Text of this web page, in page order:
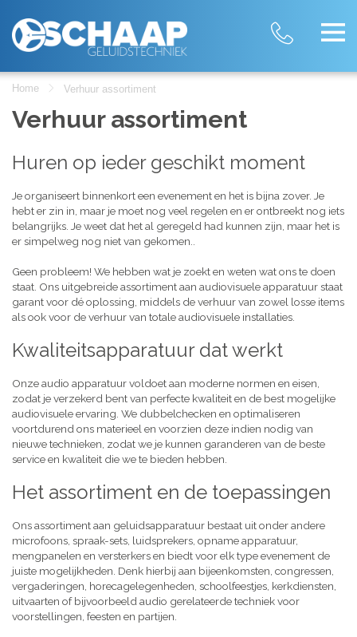
Home Verhuur assortiment
Verhuur assortiment
Huren op ieder geschikt moment
Je organiseert binnenkort een evenement en het is bijna zover. Je
hebt er zin in, maar je moet nog veel regelen en er ontbreekt nog iets
belangrijks. Je weet dat het al geregeld had kunnen zijn, maar het is
er simpelweg nog niet van gekomen..
Geen probleem! We hebben wat je zoekt en weten wat ons te doen
staat. Ons uitgebreide assortiment aan audiovisuele apparatuur staat
garant voor dé oplossing, middels de verhuur van zowel losse items
als ook voor de verhuur van totale audiovisuele installaties.
Kwaliteitsapparatuur dat werkt
Onze audio apparatuur voldoet aan moderne normen en eisen,
zodat je verzekerd bent van perfecte kwaliteit en de best mogelijke
audiovisuele ervaring. We dubbelchecken en optimaliseren
voortdurend ons materieel en voorzien deze indien nodig van
nieuwe technieken, zodat we je kunnen garanderen van de beste
service en kwaliteit die we te bieden hebben.
Het assortiment en de toepassingen
Ons assortiment aan geluidsapparatuur bestaat uit onder andere
microfoons, spraak-sets, luidsprekers, opname apparatuur,
mengpanelen en versterkers en biedt voor elk type evenement de
juiste mogelijkheden. Denk hierbij aan bijeenkomsten, congressen,
vergaderingen, horecagelegenheden, schoolfeestjes, kerkdiensten,
uitvaarten of bijvoorbeeld audio gerelateerde techniek voor
voorstellingen, feesten en partijen.